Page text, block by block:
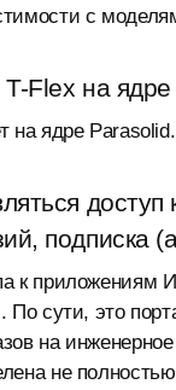
с
T-Flex на
на ядре Parasolid.
подписка
к приложениям
сути, это
на
не